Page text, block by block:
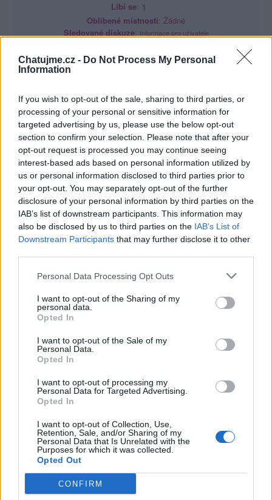
Chatujme.cz - Do Not Process My Personal
Information
If you wish to opt-out of the sale, sharing to third parties, or
processing of your personal or sensitive information for
targeted advertising by us, please use the below opt-out
section to confirm your selection. Please note that after your
opt-out request is processed you may continue seeing
interest-based ads based on personal information utilized by
us or personal information disclosed to third parties prior to
your opt-out. You may separately opt-out of the further
disclosure of your personal information by third parties on the
IAB’s list of downstream participants. This information may
also be disclosed by us to third parties on the IAB’s List of
Downstream Participants that may further disclose it to other
Personal Data Processing Opt Outs
I want to opt-out of the Sharing of my
personal data.
Opted In
I want to opt-out of the Sale of my
Personal Data.
Opted In
I want to opt-out of processing my
Personal Data for Targeted Advertising.
Opted In
I want to opt-out of Collection, Use,
Retention, Sale, and/or Sharing of my
Personal Data that Is Unrelated with the
Purposes for which it was collected.
Opted Out
CONFIRM
Líbí se: 1
Oblibené místnosti: Žádné
Sledované diskuze: Informace pro uživatele
Poslední 3 příspěvky na mé zdi
JarmilaB53 (před 5 lety)
0
JarmilaB53 (před 5 lety)